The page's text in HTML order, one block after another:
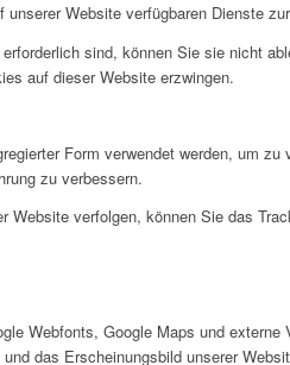
Website verfügbaren Dienste
sind, können Sie sie nicht
auf dieser Website erzwingen.
Form verwendet werden, um
zu verbessern.
verfolgen, können Sie das
Webfonts, Google Maps und
das Erscheinungsbild unserer